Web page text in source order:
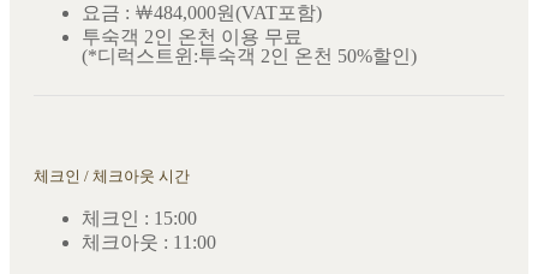
요금 : ￦484,000원(VAT포함)
투숙객 2인 온천 이용 무료
(*디럭스트윈:투숙객 2인 온천 50%할인)
체크인 / 체크아웃 시간
체크인 : 15:00
체크아웃 : 11:00